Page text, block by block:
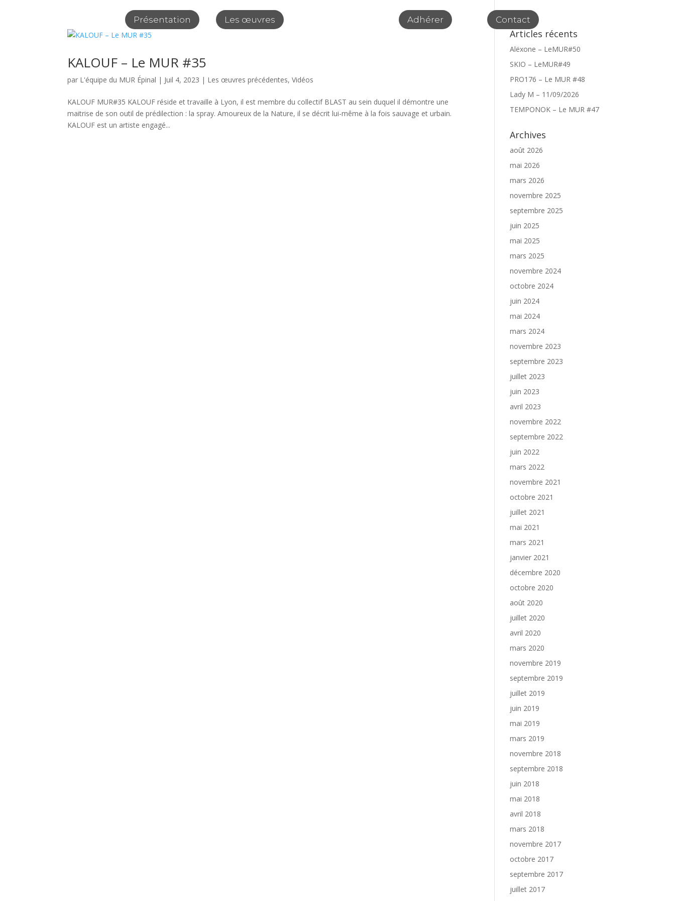
Présentation Les œuvres Adhérer Contact
KALOUF – Le MUR #35
par L'équipe du MUR Épinal | Juil 4, 2023 | Les œuvres précédentes,Vidéos
KALOUF MUR#35 KALOUF réside et travaille à Lyon, il est membre du collectif BLAST au sein duquel il démontre une
maitrise de son outil de prédilection : la spray. Amoureux de la Nature, il se décrit lui-même à la fois sauvage et urbain.
KALOUF est un artiste engagé...
Articles récents
Alëxone – LeMUR#50
SKIO – LeMUR#49
PRO176 – Le MUR #48
Lady M – 11/09/2026
TEMPONOK – Le MUR #47
Archives
août 2026
mai 2026
mars 2026
novembre 2025
septembre 2025
juin 2025
mai 2025
mars 2025
novembre 2024
octobre 2024
juin 2024
mai 2024
mars 2024
novembre 2023
septembre 2023
juillet 2023
juin 2023
avril 2023
novembre 2022
septembre 2022
juin 2022
mars 2022
novembre 2021
octobre 2021
juillet 2021
mai 2021
mars 2021
janvier 2021
décembre 2020
octobre 2020
août 2020
juillet 2020
avril 2020
mars 2020
novembre 2019
septembre 2019
juillet 2019
juin 2019
mai 2019
mars 2019
novembre 2018
septembre 2018
juin 2018
mai 2018
avril 2018
mars 2018
novembre 2017
octobre 2017
septembre 2017
juillet 2017